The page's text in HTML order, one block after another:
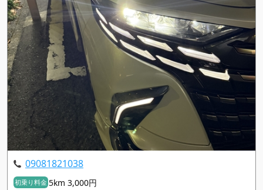
09081821038
初乗り料金 5km 3,000円